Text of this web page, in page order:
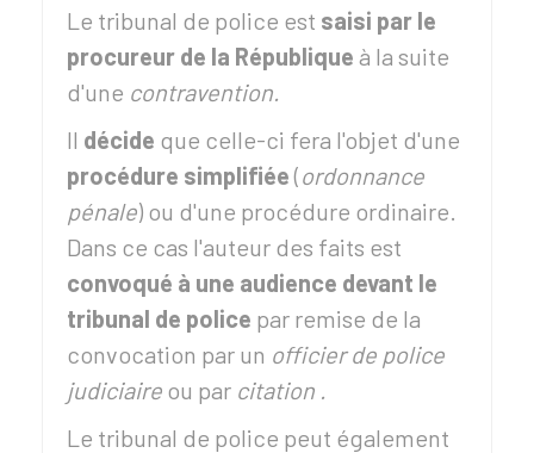
Le tribunal de police est saisi par le
procureur de la République à la suite
d'une contravention.
Il décide que celle-ci fera l'objet d'une
procédure simplifiée(ordonnance
pénale) ou d'une procédure ordinaire.
Dans ce cas l'auteur des faits est
convoqué à une audience devant le
tribunal de police par remise de la
convocation par un officier de police
judiciaire ou par citation .
Le tribunal de police peut également